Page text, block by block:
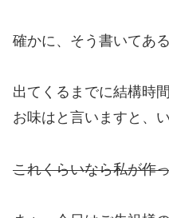
確かに、そう書いてあ
出てくるまでに結構時
お味はと言いますと、
これくらいなら私が作